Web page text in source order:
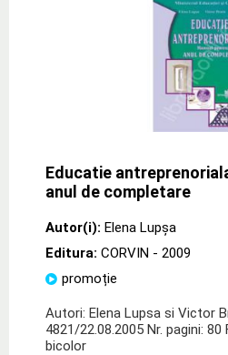
Educatie
anul de completare
Autor(i): Elena Lupşa
Editura: CORVIN - 2009
promoție
Autori: Elena Lupsa si Victor
4821/22.08.2005 Nr. pagini:
bicolor